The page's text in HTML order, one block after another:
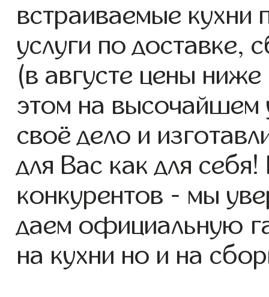
встраиваемые
услуги по доставке,
(в августе цены
этом на
своё дело и
для Вас как для
конкурентов - мы
даем официальную
на кухни но и на